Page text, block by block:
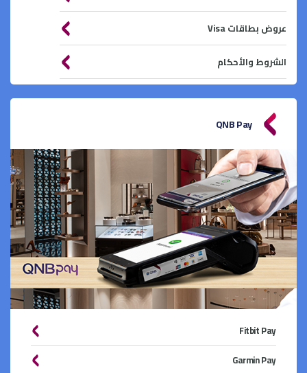
عروض بطاقات Visa
الشروط والأحكام
QNB Pay
Fitbit Pay
Garmin Pay